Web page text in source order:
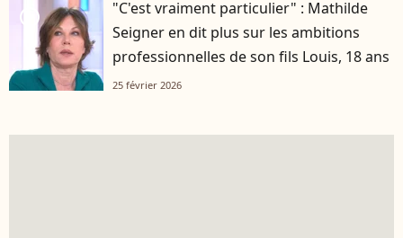
player2
"C'est vraiment particulier" : Mathilde
Seigner en dit plus sur les ambitions
professionnelles de son fils Louis, 18 ans
25 février 2026